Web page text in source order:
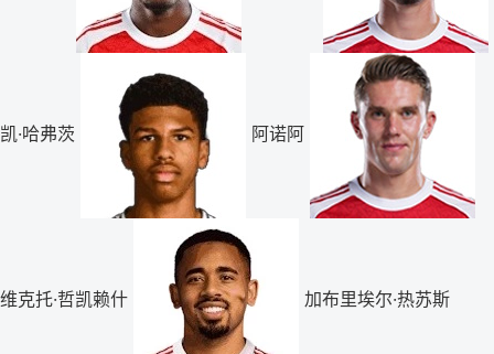
凯·哈弗茨 阿诺阿
维克托·哲凯赖什 加布里埃尔·热苏斯